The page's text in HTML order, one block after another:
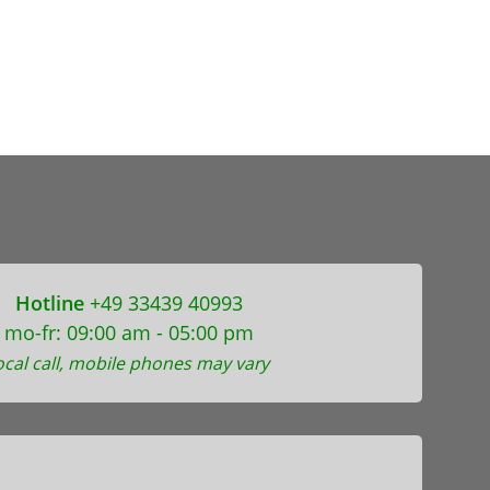
Hotline +49 33439 40993
mo-fr: 09:00 am - 05:00 pm
call, mobile phones may vary